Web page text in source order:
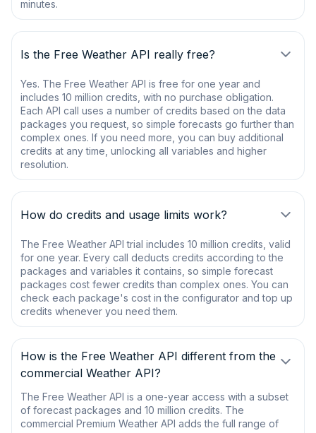
minutes.
Is the Free Weather API really free?
Yes. The Free Weather API is free for one year and
includes 10 million credits, with no purchase obligation.
Each API call uses a number of credits based on the data
packages you request, so simple forecasts go further than
complex ones. If you need more, you can buy additional
credits at any time, unlocking all variables and higher
resolution.
How do credits and usage limits work?
The Free Weather API trial includes 10 million credits, valid
for one year. Every call deducts credits according to the
packages and variables it contains, so simple forecast
packages cost fewer credits than complex ones. You can
check each package's cost in the configurator and top up
credits whenever you need them.
How is the Free Weather API different from the
commercial Weather API?
The Free Weather API is a one-year access with a subset
of forecast packages and 10 million credits. The
commercial Premium Weather API adds the full range of